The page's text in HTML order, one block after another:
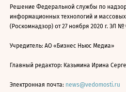
Решение Федеральной службы по
информационных технологий и
(Роскомнадзор) от 27 ноября 2020 г. ЭЛ №
Учредитель: АО «Бизнес Ньюс Медиа»
Главный редактор: Казьмина Ирина
Электронная почта: news@vedomosti.ru